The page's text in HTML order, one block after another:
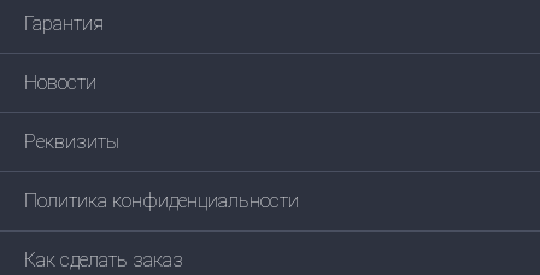
Гарантия
Новости
Реквизиты
Политика конфиденциальности
Как сделать заказ